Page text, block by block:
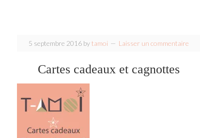
5 septembre 2016bytamoi Laisser un commentaire
Cartes cadeaux et cagnottes